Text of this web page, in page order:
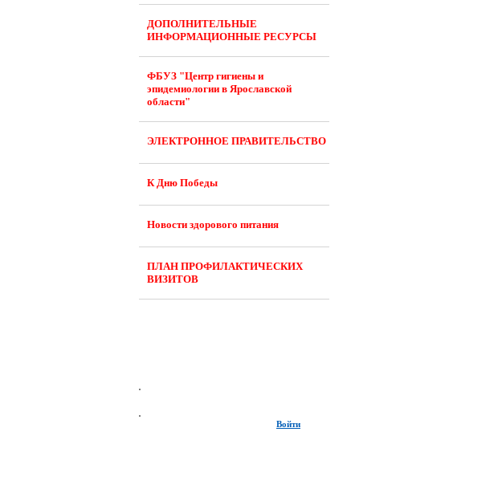
ДОПОЛНИТЕЛЬНЫЕ
ИНФОРМАЦИОННЫЕ РЕСУРСЫ
ФБУЗ "Центр гигиены и
эпидемиологии в Ярославской
области"
ЭЛЕКТРОННОЕ ПРАВИТЕЛЬСТВО
К Дню Победы
Новости здорового питания
ПЛАН ПРОФИЛАКТИЧЕСКИХ
ВИЗИТОВ
Войти